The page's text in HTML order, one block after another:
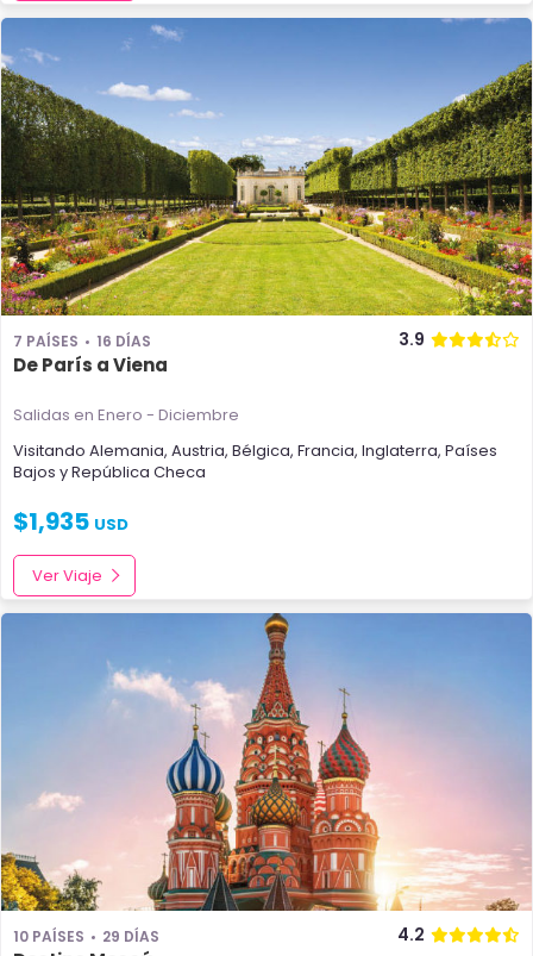
7 PAÍSES 16 DÍAS 3.9
De París a Viena
Salidas en Enero - Diciembre
Visitando Alemania, Austria, Bélgica, Francia, Inglaterra, Países
Bajos yRepública Checa
$1,935 USD
Ver Viaje
10 PAÍSES 29 DÍAS 4.2